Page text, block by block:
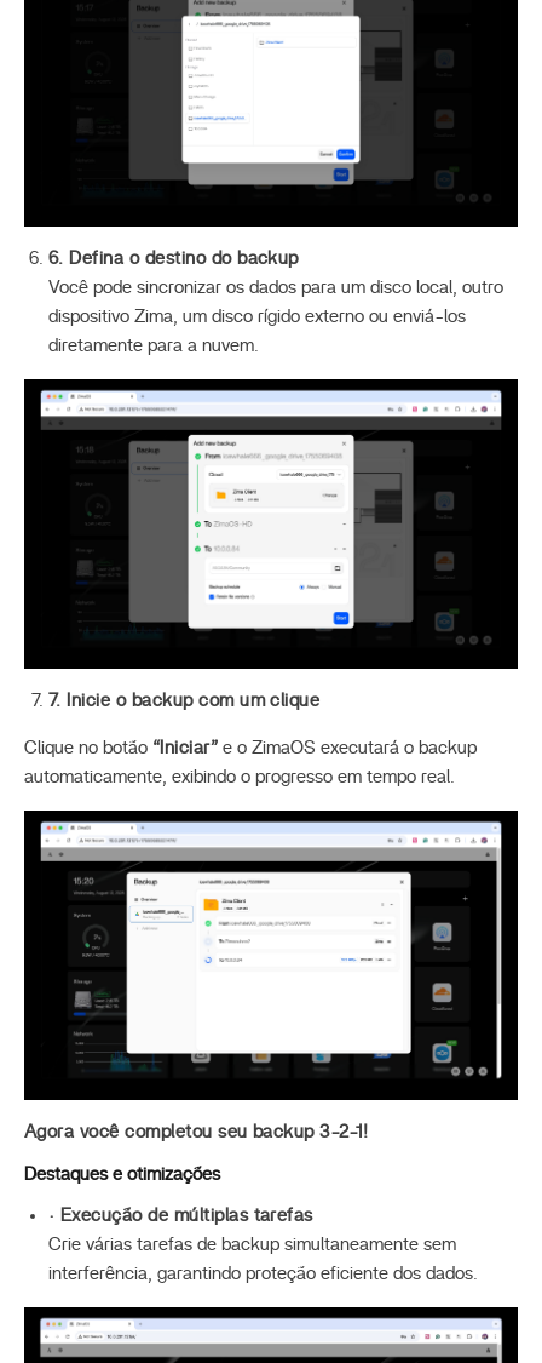
6. Defina o destino do backup
Você pode sincronizar os dados para um disco local, outro
dispositivo Zima, um disco rígido externo ou enviá-los
diretamente para a nuvem.
7. Inicie o backup com um clique
Clique no botão “Iniciar” e o ZimaOS executará o backup
automaticamente, exibindo o progresso em tempo real.
Agora você completou seu backup 3-2-1!
Destaques e otimizações
· Execução de múltiplas tarefas
Crie várias tarefas de backup simultaneamente sem
interferência, garantindo proteção eficiente dos dados.